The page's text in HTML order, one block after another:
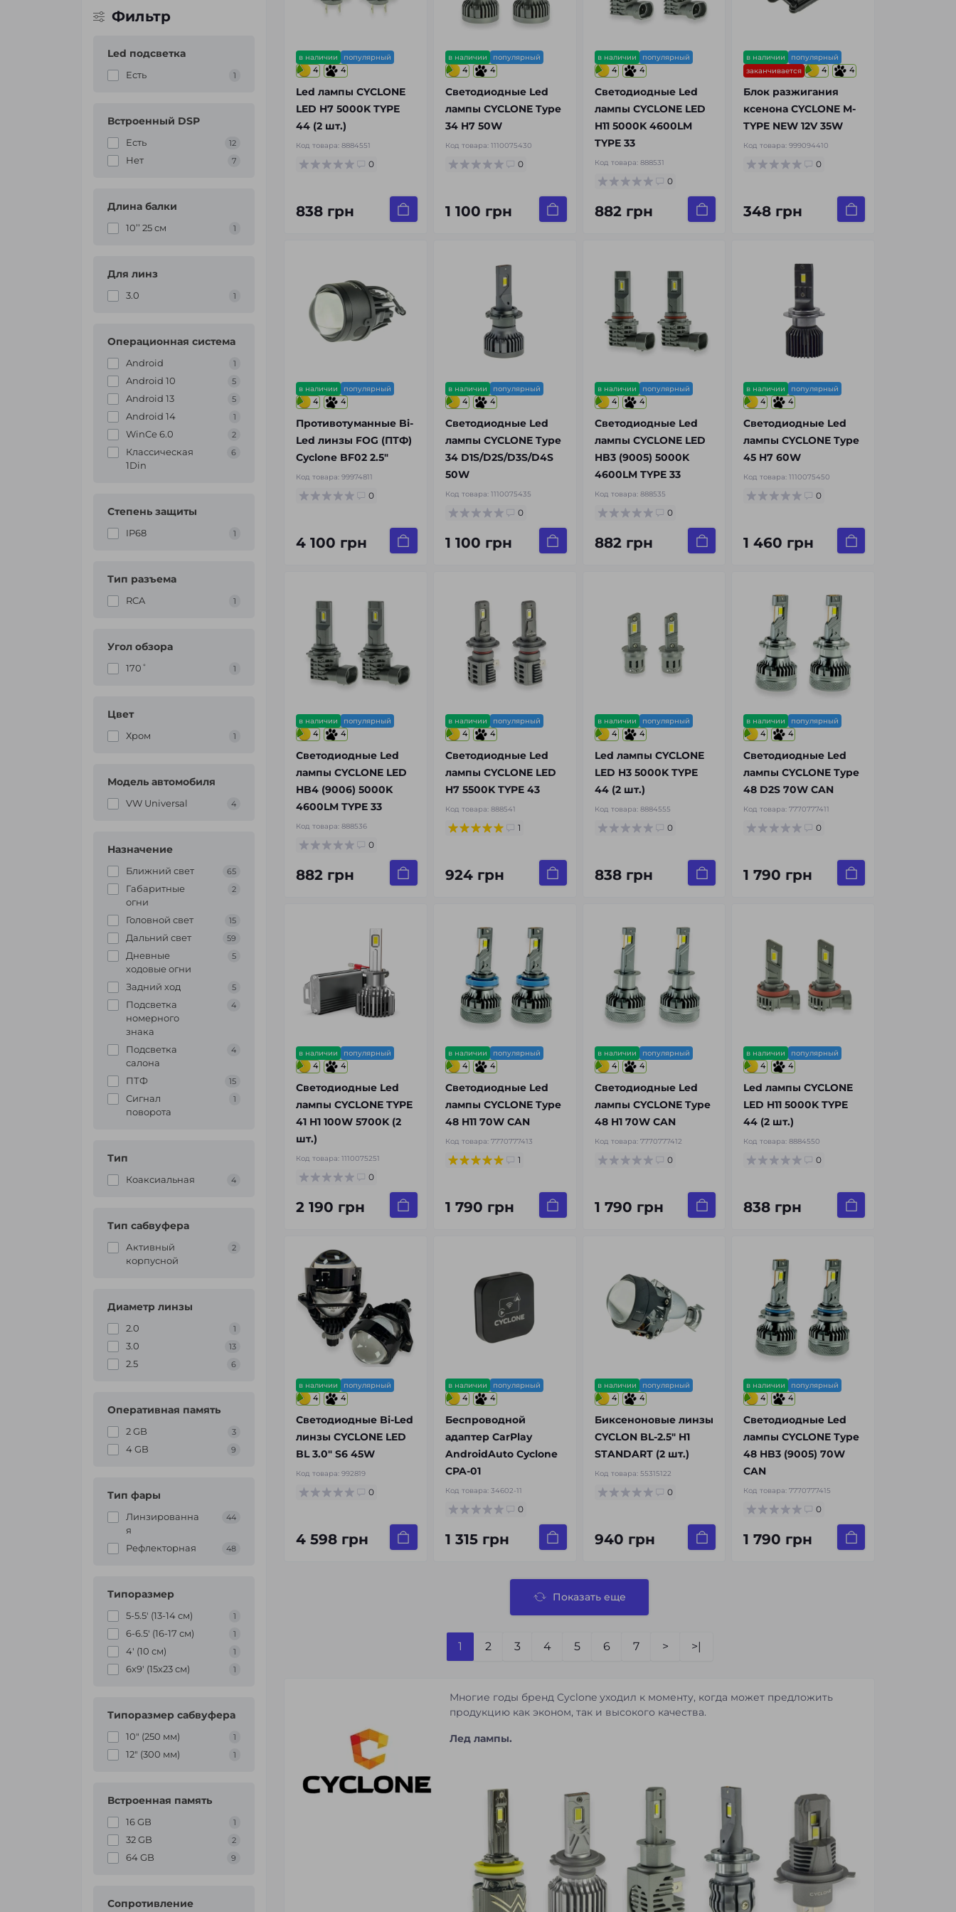
Фильтр
Led подсветка
Есть 1
Встроенный DSP
Есть 12
Нет 7
Длина балки
10’’ 25 см 1
Для линз
3.0 1
Операционная система
Android 1
Android 10 5
Android 13 5
Android 14 1
WinCe 6.0 2
Классическая
1Din
6
Степень защиты
IP68 1
Тип разъема
RCA 1
Угол обзора
170˚ 1
Цвет
Хром 1
Модель автомобиля
VW Universal 4
Назначение
Ближний свет 65
Габаритные
огни
2
Головной свет 15
Дальний свет 59
Дневные
ходовые огни
5
Задний ход 5
Подсветка
номерного
знака
4
Подсветка
салона
4
ПТФ 15
Сигнал
поворота
1
Тип
Коаксиальная 4
Тип сабвуфера
Активный
корпусной
2
Диаметр линзы
2.0 1
3.0 13
2.5 6
Оперативная память
2 GB 3
4 GB 9
Тип фары
Линзированна
я
44
Рефлекторная 48
Типоразмер
5-5.5' (13-14 см) 1
6-6.5' (16-17 см) 1
4' (10 см) 1
6х9' (15х23 см) 1
Типоразмер сабвуфера
10″ (250 мм) 1
12″ (300 мм) 1
Встроенная память
16 GB 1
32 GB 2
64 GB 9
Сопротивление
в наличии популярный
4 4
Led лампы CYCLONE
LED H7 5000K TYPE
44 (2 шт.)
Код товара: 8884551
0
838 грн
в наличии популярный
4 4
Светодиодные Led
лампы CYCLONE Type
34 H7 50W
Код товара: 1110075430
0
1 100 грн
в наличии популярный
4 4
Светодиодные Led
лампы CYCLONE LED
H11 5000K 4600LM
TYPE 33
Код товара: 888531
0
882 грн
в наличии
популярный
заканчивается
4 4
Блок разжигания
ксенона CYCLONE M-
TYPE NEW 12V 35W
Код товара:999094410
0
348 грн
в наличии популярный
4 4
Противотуманные Bi-
Led линзы FOG (ПТФ)
Cyclone BF02 2.5″
Код товара: 99974811
0
4 100 грн
в наличии популярный
4 4
Светодиодные Led
лампы CYCLONE Type
34 D1S/D2S/D3S/D4S
50W
Код товара: 1110075435
0
1 100 грн
в наличии популярный
4 4
Светодиодные Led
лампы CYCLONE LED
HB3 (9005) 5000K
4600LM TYPE 33
Код товара: 888535
0
882 грн
в наличии популярный
4 4
Светодиодные Led
лампы CYCLONE Type
45 H7 60W
Код товара:1110075450
0
1 460 грн
в наличии популярный
4 4
Светодиодные Led
лампы CYCLONE LED
HB4 (9006) 5000K
4600LM TYPE 33
Код товара: 888536
0
882 грн
в наличии популярный
4 4
Светодиодные Led
лампы CYCLONE LED
H7 5500K TYPE 43
Код товара: 888541
1
924 грн
в наличии популярный
4 4
Led лампы CYCLONE
LED H3 5000K TYPE
44 (2 шт.)
Код товара: 8884555
0
838 грн
в наличии популярный
4 4
Светодиодные Led
лампы CYCLONE Type
48 D2S 70W CAN
Код товара:7770777411
0
1 790 грн
в наличии популярный
4 4
Светодиодные Led
лампы CYCLONE TYPE
41 H1 100W 5700K (2
шт.)
Код товара: 1110075251
0
2 190 грн
в наличии популярный
4 4
Светодиодные Led
лампы CYCLONE Type
48 H11 70W CAN
Код товара: 7770777413
1
1 790 грн
в наличии популярный
4 4
Светодиодные Led
лампы CYCLONE Type
48 H1 70W CAN
Код товара: 7770777412
0
1 790 грн
в наличии популярный
4 4
Led лампы CYCLONE
LED H11 5000K TYPE
44 (2 шт.)
Код товара:8884550
0
838 грн
в наличии популярный
4 4
Светодиодные Bi-Led
линзы CYCLONE LED
BL 3.0" S6 45W
Код товара: 992819
0
4 598 грн
в наличии популярный
4 4
Беспроводной
адаптер CarPlay
AndroidAuto Cyclone
CPA-01
Код товара: 34602-11
0
1 315 грн
в наличии популярный
4 4
Биксеноновые линзы
CYCLON BL-2.5" H1
STANDART (2 шт.)
Код товара: 55315122
0
940 грн
в наличии популярный
4 4
Светодиодные Led
лампы CYCLONE Type
48 HB3 (9005) 70W
CAN
Код товара:7770777415
0
1 790 грн
Показать еще
1 2 3 4 5 6 7 > >|
Многие годы бренд Cyclone уходил к моменту, когда может предложить
продукцию как эконом, так и высокого качества.
Лед лампы.